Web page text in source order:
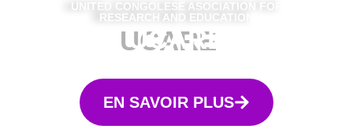
UNITED CONGOLESE ASOCIATION FOR
RESEARCH AND EDUCATION
UCARE
EN SAVOIR PLUS